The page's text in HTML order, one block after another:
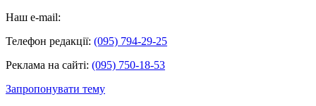
Наш e-mail:
Телефон редакції: (095) 794-29-25
Реклама на сайті: (095) 750-18-53
Запропонувати тему